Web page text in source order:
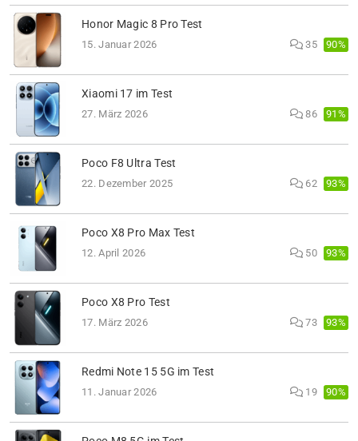
Honor Magic 8 Pro Test
15. Januar 2026 35 90%
Xiaomi 17 im Test
27. März 2026 86 91%
Poco F8 Ultra Test
22. Dezember 2025 62 93%
Poco X8 Pro Max Test
12. April 2026 50 93%
Poco X8 Pro Test
17. März 2026 73 93%
Redmi Note 15 5G im Test
11. Januar 2026 19 90%